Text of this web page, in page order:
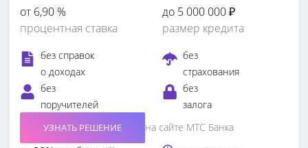
от 6,90 %
процентная ставка
до 5 000 000 ₽
размер кредита
без справок
о доходах
без
страхования
без
поручителей
без
залога
УЗНАТЬ РЕШЕНИЕ
на сайте МТС Банка